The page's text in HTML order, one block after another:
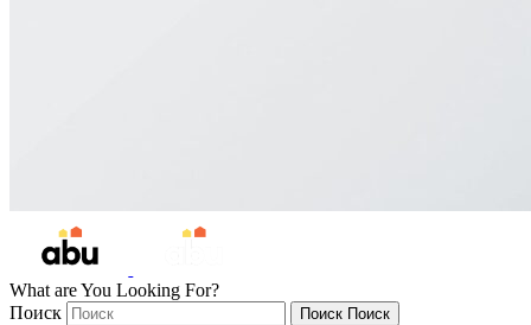
What are You Looking For?
Поиск
Поиск Поиск